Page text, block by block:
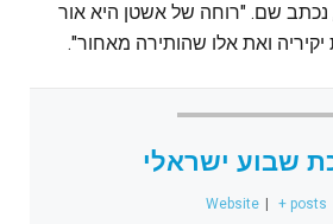
שם. "רוחה של אשטן היא אור
ואת אלו שהותירה מאחור".
שבוע ישראלי
Website + posts